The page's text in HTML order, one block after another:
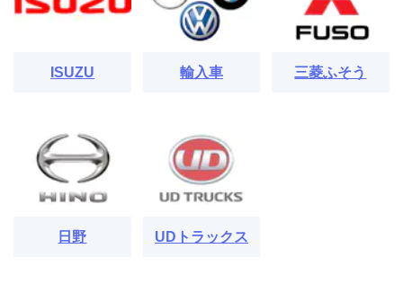
ISUZU 輸入車 三菱ふそう
日野 UDトラックス